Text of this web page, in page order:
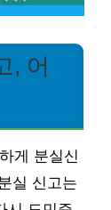
, 어
게 분실신
실 신고는